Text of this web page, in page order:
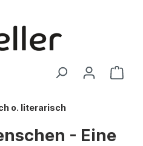
o. literarisch
- Eine